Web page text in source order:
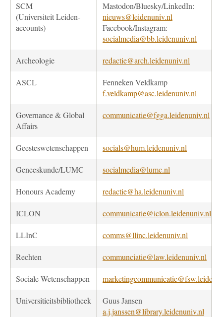
SCM
(Universiteit Leiden-
accounts)
Mastodon/Bluesky/LinkedIn:
nieuws@leidenuniv.nl
Facebook/Instagram:
socialmedia@bb.leidenuniv.nl
Archeologie redactie@arch.leidenuniv.nl
ASCL
Fenneken Veldkamp
f.veldkamp@asc.leidenuniv.nl
Governance & Global
Affairs
communicatie@fgga.leidenuniv.nl
Geesteswetenschappen socials@hum.leidenuniv.nl
Geneeskunde/LUMC socialmedia@lumc.nl
Honours Academy redactie@ha.leidenuniv.nl
ICLON communicatie@iclon.leidenuniv.nl
LLInC comms@llinc.leidenuniv.nl
Rechten communciatie@law.leidenuniv.nl
Sociale Wetenschappen
Universitieitsbibliotheek
Guus Jansen
a.j.janssen@library.leidenuniv.nl